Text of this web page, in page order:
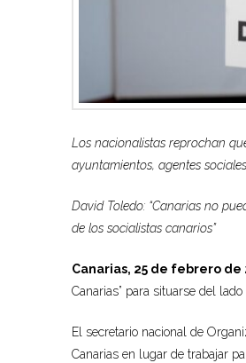
Los nacionalistas reprochan
ayuntamientos, agentes
David Toledo: “Canarias no
de los socialistas canarios”
Canarias, 25 de febrero de
Canarias” para situarse del
El secretario nacional de
Canarias en lugar de trabajar